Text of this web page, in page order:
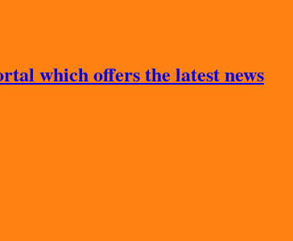
which offers the latest news